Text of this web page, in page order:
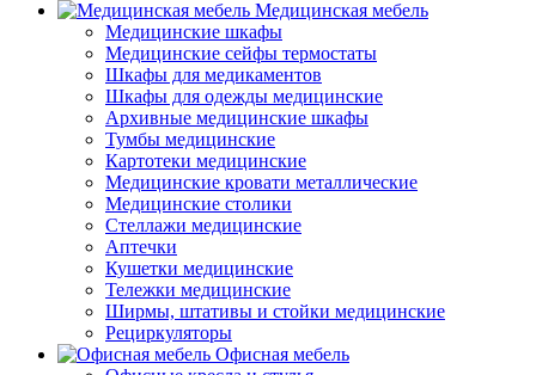
Медицинская мебель
Медицинские шкафы
Медицинские сейфы термостаты
Шкафы для медикаментов
Шкафы для одежды медицинские
Архивные медицинские шкафы
Тумбы медицинские
Картотеки медицинские
Медицинские кровати металлические
Медицинские столики
Стеллажи медицинские
Аптечки
Кушетки медицинские
Тележки медицинские
Ширмы, штативы и стойки медицинские
Рециркуляторы
Офисная мебель